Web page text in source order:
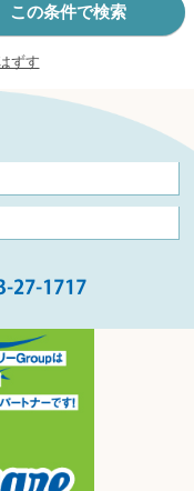
この条件で検索
ずす